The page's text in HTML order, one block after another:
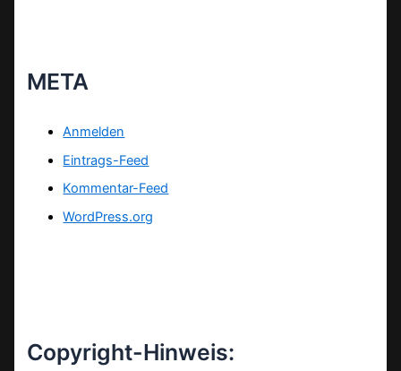
META
Anmelden
Eintrags-Feed
Kommentar-Feed
WordPress.org
Copyright-Hinweis: